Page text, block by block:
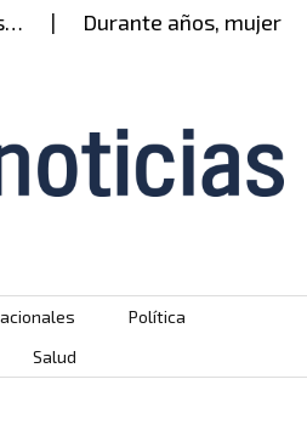
Durante años, mujer
Política
Salud